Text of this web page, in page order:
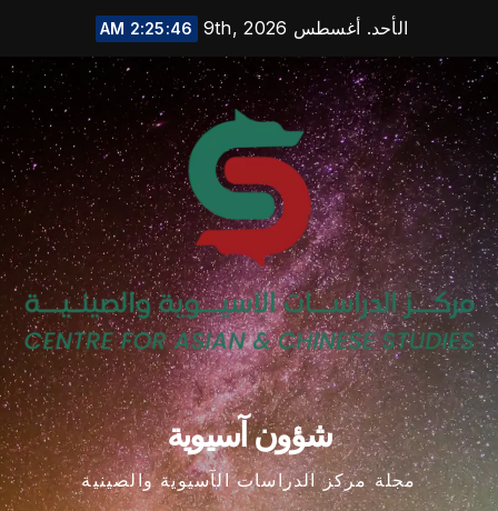
content
الأحد. أغسطس 9th, 2026 2:25:47 AM
شؤون آسيوية
مجلة مركز الدراسات الآسيوية والصينية